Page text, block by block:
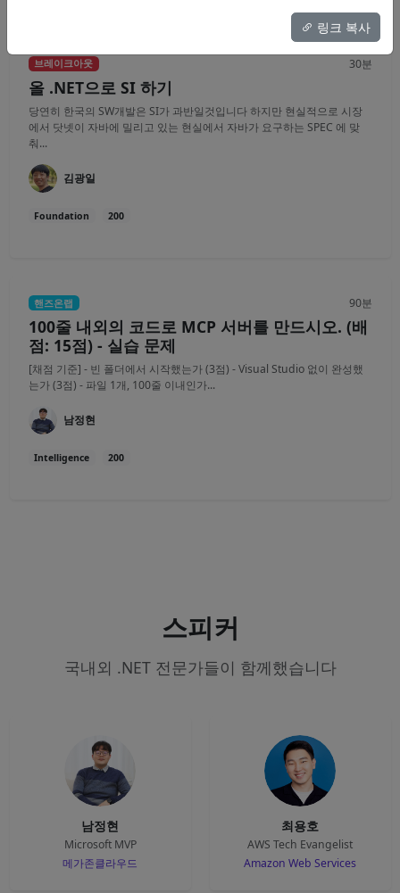
브레이크아웃 30분
올 .NET으로 SI 하기
당연히 한국의 SW개발은 SI가 과반일것입니다 하지만 현실적으로 시장
에서 닷넷이 자바에 밀리고 있는 현실에서 자바가 요구하는 SPEC 에 맞
춰...
김광일
Foundation 200
핸즈온랩 90분
100줄 내외의 코드로 MCP 서버를 만드시오. (배
점: 15점) - 실습 문제
[채점 기준] - 빈 폴더에서 시작했는가 (3점) - Visual Studio 없이 완성했
는가 (3점) - 파일 1개, 100줄 이내인가...
남정현
Intelligence 200
링크 복사
스피커
국내외 .NET 전문가들이 함께했습니다
남정현
Microsoft MVP
메가존클라우드
최용호
AWS Tech Evangelist
Amazon Web Services